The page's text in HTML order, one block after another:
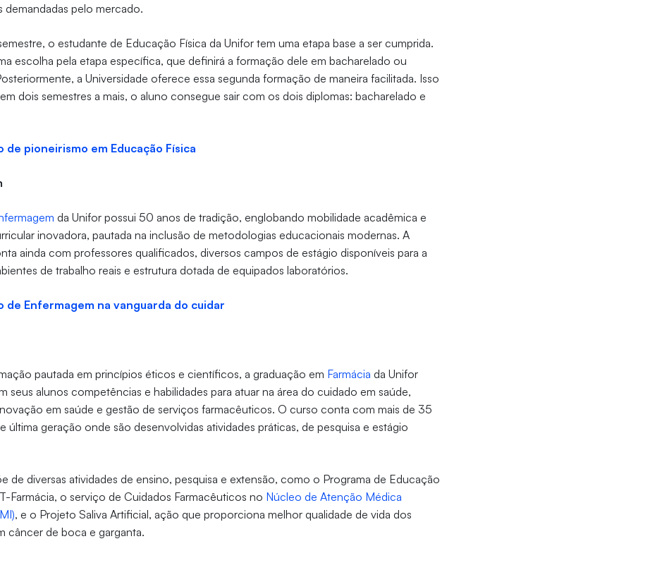
demandadas pelo mercado.
o estudante de Educação Física da Unifor tem uma etapa base a ser cumprida.
escolha pela etapa específica, que definirá a formação dele em bacharelado ou
a Universidade oferece essa segunda formação de maneira facilitada. Isso
dois semestres a mais, o aluno consegue sair com os dois diplomas: bacharelado e
de pioneirismo em Educação Física
da Unifor possui 50 anos de tradição, englobando mobilidade acadêmica e
inovadora, pautada na inclusão de metodologias educacionais modernas. A
ainda com professores qualificados, diversos campos de estágio disponíveis para a
de trabalho reais e estrutura dotada de equipados laboratórios.
de Enfermagem na vanguarda do cuidar
pautada em princípios éticos e científicos, a graduação em Farmácia da Unifor
seus alunos competências e habilidades para atuar na área do cuidado em saúde,
em saúde e gestão de serviços farmacêuticos. O curso conta com mais de 35
última geração onde são desenvolvidas atividades práticas, de pesquisa e estágio
de diversas atividades de ensino, pesquisa e extensão, como o Programa de Educação
Farmácia, o serviço de Cuidados Farmacêuticos no Núcleo de Atenção Médica
, e o Projeto Saliva Artificial, ação que proporciona melhor qualidade de vida dos
câncer de boca e garganta.